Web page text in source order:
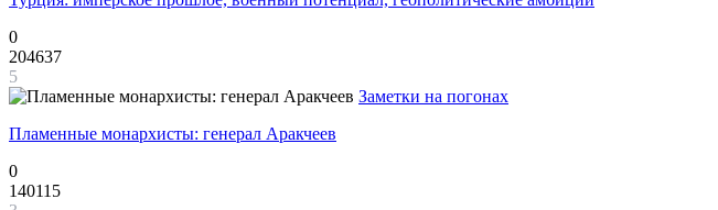
0
204637
5
Заметки на погонах
Пламенные монархисты: генерал Аракчеев
0
140115